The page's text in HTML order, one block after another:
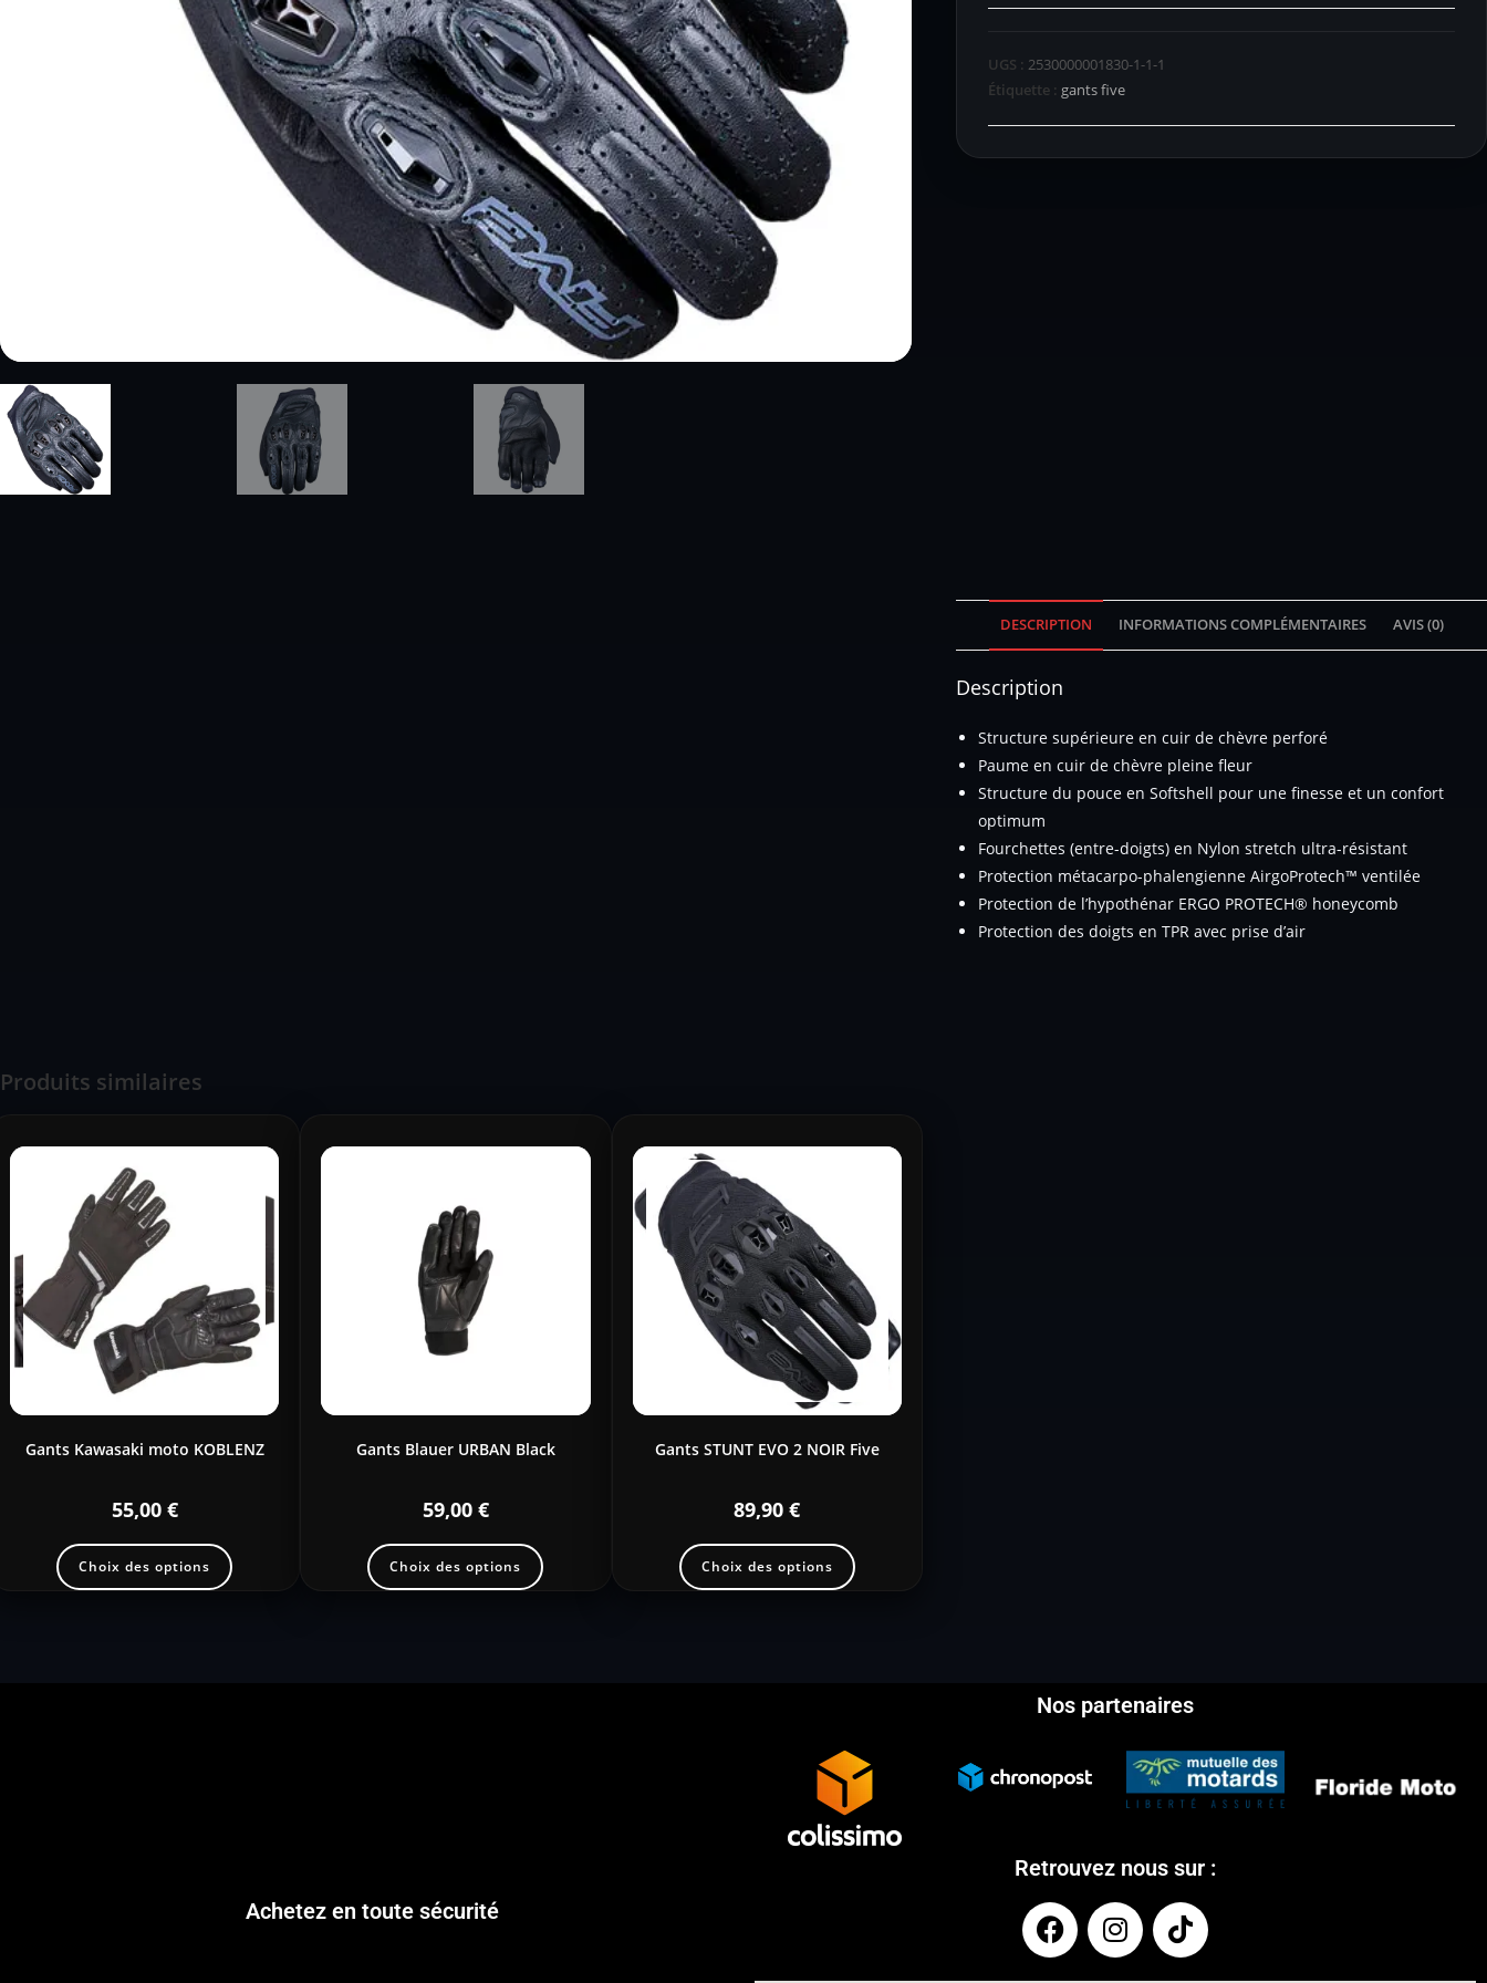
UGS : 2530000001830-1-1-1
Étiquette : gants five
DESCRIPTION INFORMATIONS COMPLÉMENTAIRES AVIS (0)
Description
Structure supérieure en cuir de chèvre perforé
Paume en cuir de chèvre pleine fleur
Structure du pouce en Softshell pour une finesse et un confort
optimum
Fourchettes (entre-doigts) en Nylon stretch ultra-résistant
Protection métacarpo-phalengienne AirgoProtech™ ventilée
Protection de l’hypothénar ERGO PROTECH® honeycomb
Protection des doigts en TPR avec prise d’air
Produits similaires
Gants Kawasaki moto KOBLENZ
55,00 €
Choix des options
Gants Blauer URBAN Black
59,00 €
Choix des options
Gants STUNT EVO 2 NOIR Five
89,90€
Choix des options
Achetez en toute sécurité
Nos partenaires
Retrouvez nous sur :